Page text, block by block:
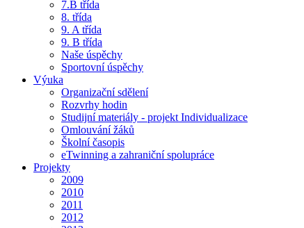
7.B třída
8. třída
9. A třída
9. B třída
Naše úspěchy
Sportovní úspěchy
Výuka
Organizační sdělení
Rozvrhy hodin
Studijní materiály - projekt Individualizace
Omlouvání žáků
Školní časopis
eTwinning a zahraniční spolupráce
Projekty
2009
2010
2011
2012